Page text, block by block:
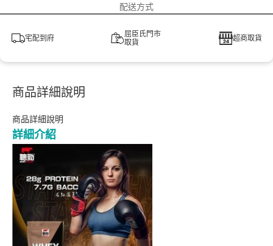
配送方式
宅配到府
屈臣氏門市
取貨
超商取貨
商品詳細說明
商品詳細說明
詳細介紹